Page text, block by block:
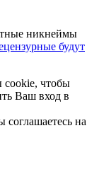
никнеймы
будут
cookie, чтобы
Ваш вход в
соглашаетесь на